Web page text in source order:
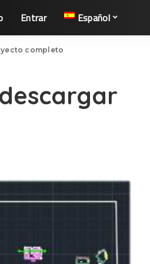
Entrar Español
completo